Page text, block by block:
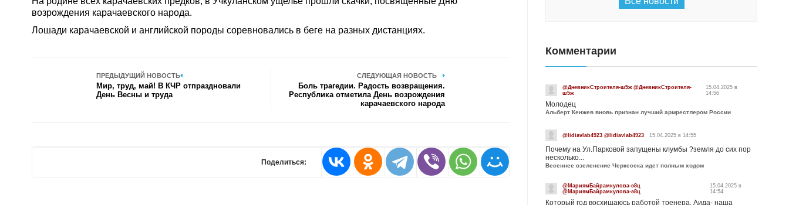
возрождения карачаевского народа.
Лошади карачаевской и английской породы соревновались в беге на разных дистанциях.
ПРЕДЫДУЩИЙ НОВОСТЬ
Мир, труд, май! В КЧР отпраздновали
День Весны и труда
СЛЕДУЮЩАЯ НОВОСТЬ
Боль трагедии. Радость возвращения.
Республика отметила День возрождения
карачаевского народа
Поделиться:
Комментарии
@ДневникСтроителя-ш5ж @ДневникСтроителя-
ш5ж
15.04.2025 в
14:56
Молодец
Альберт Кенжев вновь признан лучший армрестлером России
@lidiavlab4923 @lidiavlab4923 15.04.2025 в 14:55
Почему на Ул.Парковой запущены клумбы ?земля до сих пор
несколько...
Весеннее озеленение Черкесска идет полным ходом
@МариямБайрамкулова-э8ц
@МариямБайрамкулова-э8ц
15.04.2025 в
14:54
Который год восхищаюсь работой тренера. Аида- наша